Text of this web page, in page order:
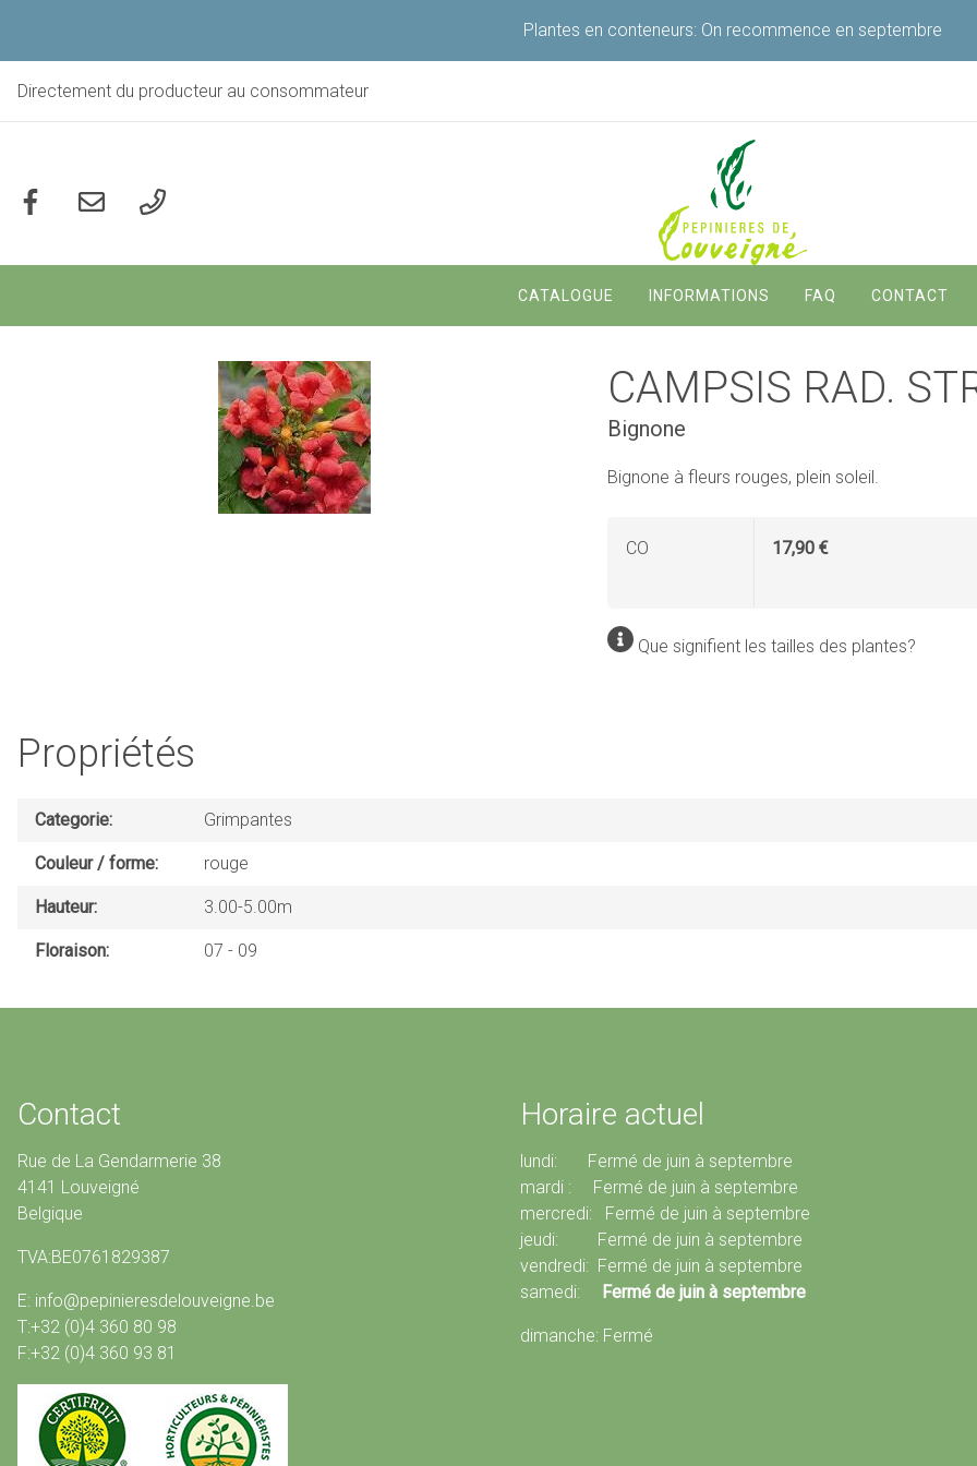
contenu
principal
Plantes en conteneurs: On recommence en septembre
Directement du producteur au consommateur
Navigation
principale
CATALOGUE INFORMATIONS FAQ CONTACT
CAMPSIS RAD.
Bignone
Bignone à fleurs rouges, plein soleil.
CO 17,90 €
Que signifient les tailles des plantes?
Propriétés
Categorie Grimpantes
Couleur / forme rouge
Hauteur 3.00-5.00m
Floraison 07 09
Contact
Rue de La Gendarmerie 38
4141 Louveigné
Belgique
TVA:BE0761829387
E: info@pepinieresdelouveigne.be
T:+32 (0)4 360 80 98
F:+32 (0)4 360 93 81
Horaire actuel
lundi: Fermé de juin à septembre
mardi : Fermé de juin à septembre
mercredi: Fermé de juin à septembre
jeudi: Fermé de juin à septembre
vendredi: Fermé de juin à septembre
samedi:
Fermé de juin à septembre
dimanche: Fermé